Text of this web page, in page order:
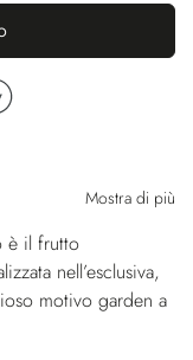
Mostra di più
è il frutto
nell’esclusiva,
motivo garden a